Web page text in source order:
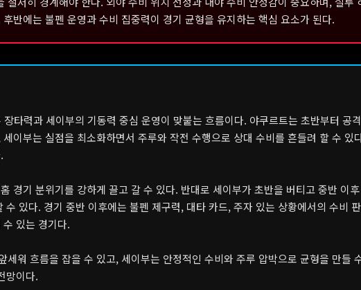
반에는 불펜 운영과 수비 집중력이 경기 균형을 유지하는 핵심 요소가 된다.
타력과 세이부의 기동력 중심 운영이 맞붙는 흐름이다. 야쿠르트는 초반부터 공
이부는 실점을 최소화하면서 주루와 작전 수행으로 상대 수비를 흔들려 할 수 있
경기 분위기를 강하게 끌고 갈 수 있다. 반대로 세이부가 초반을 버티고 중반 이
있다. 경기 중반 이후에는 불펜 제구력, 대타 카드, 주자 있는 상황에서의 수비
있는 경기다.
세워 흐름을 잡을 수 있고, 세이부는 안정적인 수비와 주루 압박으로 균형을 만들
망이다.